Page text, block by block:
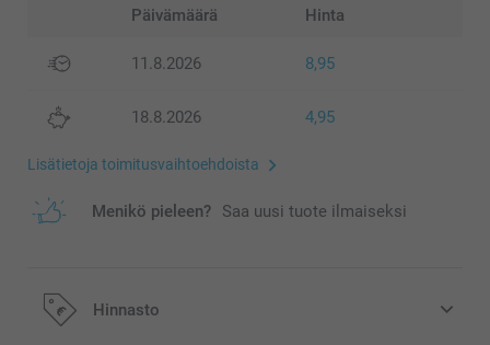
Päivämäärä Hinta
11.8.2026 8,95
18.8.2026 4,95
Lisätietoja toimitusvaihtoehdoista
Menikö pieleen? Saa uusi tuote ilmaiseksi
Hinnasto